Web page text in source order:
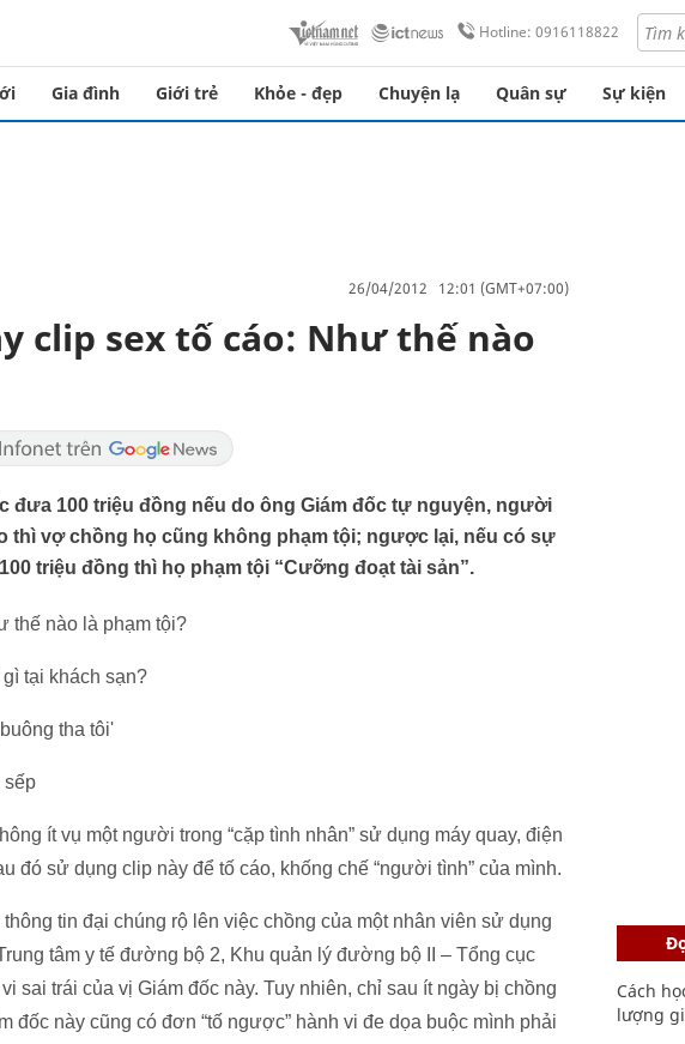
Hotline: 0916118822
Gia đình Giới trẻ Khỏe - đẹp Chuyện lạ Quân sự Sự kiện
26/04/2012 12:01 (GMT+07:00)
clip sex tố cáo: Như thế nào
đưa 100 triệu đồng nếu do ông Giám đốc tự nguyện, người
thì vợ chồng họ cũng không phạm tội; ngược lại, nếu có sự
triệu đồng thì họ phạm tội “Cưỡng đoạt tài sản”.
thế nào là phạm tội?
tại khách sạn?
tha tôi'
sếp
ít vụ một người trong “cặp tình nhân” sử dụng máy quay, điện
đó sử dụng clip này để tố cáo, khống chế “người tình” của mình.
tin đại chúng rộ lên việc chồng của một nhân viên sử dụng
tâm y tế đường bộ 2, Khu quản lý đường bộ II – Tổng cục
sai trái của vị Giám đốc này. Tuy nhiên, chỉ sau ít ngày bị chồng
đốc này cũng có đơn “tố ngược” hành vi đe dọa buộc mình phải
Cách
lượng